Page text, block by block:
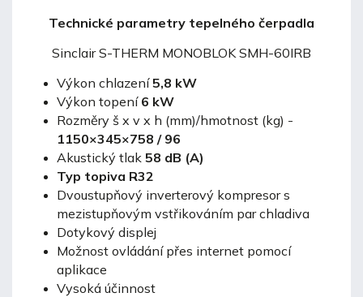
Technické parametry tepelného čerpadla
Sinclair S-THERM MONOBLOK SMH-60IRB
Výkon chlazení5,8 kW
Výkon topení 6 kW
Rozměry š x v x h (mm)/hmotnost (kg) -
1150×345×758 / 96
Akustický tlak 58 dB (A)
Typ topiva R32
Dvoustupňový inverterový kompresor s
mezistupňovým vstřikováním par chladiva
Dotykový displej
Možnost ovládání přes internet pomocí
aplikace
Vysoká účinnost